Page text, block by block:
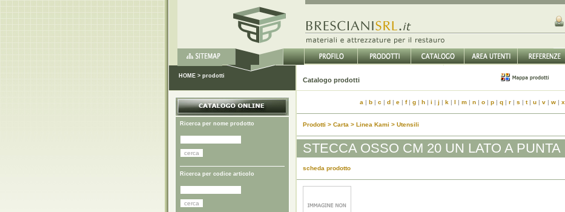
HOME > prodotti
Catalogo prodotti
Ricerca per nome prodotto
Ricerca per codice articolo
a | b| c | d| e| f| g| h| i | j | k| l | m| n| o| p| q| r| s | t| u| v| w| x
Prodotti > Carta > Linea Kami > Utensili
STECCA OSSO CM 20 UN LATO A PUNTA
scheda prodotto